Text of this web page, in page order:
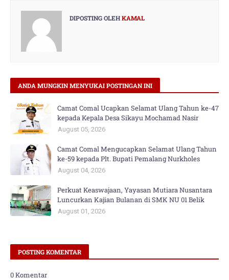
DIPOSTING OLEHKAMAL
ANDA MUNGKIN MENYUKAI POSTINGAN INI
Camat Comal Ucapkan Selamat Ulang Tahun ke-47
kepada Kepala Desa Sikayu Mochamad Nasir
August 05, 2026
Camat Comal Mengucapkan Selamat Ulang Tahun
ke-59 kepada Plt. Bupati Pemalang Nurkholes
August 04, 2026
Perkuat Keaswajaan, Yayasan Mutiara Nusantara
Luncurkan Kajian Bulanan di SMK NU 01 Belik
August 01, 2026
POSTING KOMENTAR
0 Komentar